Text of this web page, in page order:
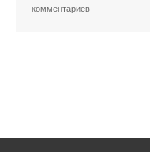
комментариев